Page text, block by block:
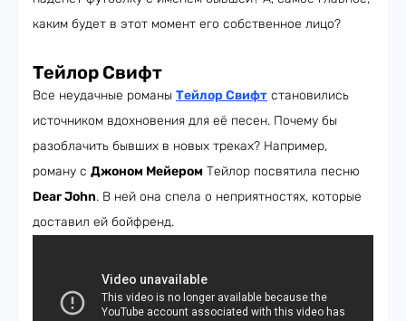
каким будет в этот момент его собственное лицо?
Тейлор Свифт
Все неудачные романы Тейлор Свифт становились
источником вдохновения для её песен. Почему бы
разоблачить бывших в новых треках? Например,
роману с Джоном Мейером Тейлор посвятила песню
Dear John. В ней она спела о неприятностях, которые
доставил ей бойфренд.